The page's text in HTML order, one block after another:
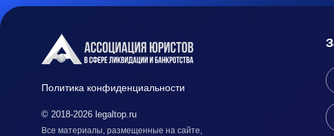
Политика конфиденциальности
© 2018-2026 legaltop.ru
Все материалы, размещенные на сайте,